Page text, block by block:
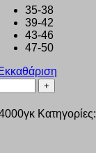
35-38
39-42
43-46
47-50
Κατηγορίες: